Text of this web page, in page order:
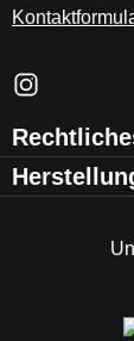
Schau auf